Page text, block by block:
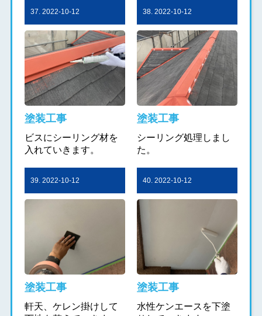
37. 2022-10-12
塗装工事
ビスにシーリング材を
入れていきます。
38. 2022-10-12
塗装工事
シーリング処理しまし
た。
39. 2022-10-12
塗装工事
軒天、ケレン掛けして
40. 2022-10-12
塗装工事
水性ケンエースを下塗